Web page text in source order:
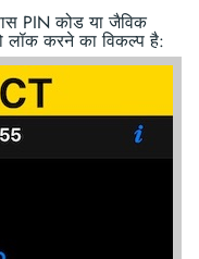
PIN कोड या जैविक
लॉक करने का विकल्प है: